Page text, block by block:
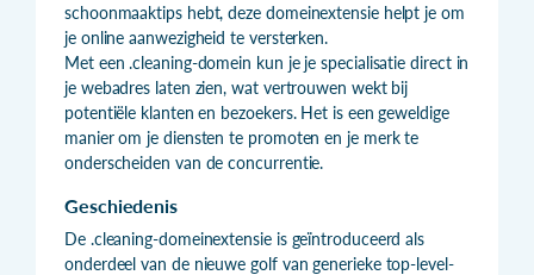
schoonmaaktips hebt, deze domeinextensie helpt je om
je online aanwezigheid te versterken.
Met een .cleaning-domein kun je je specialisatie direct in
je webadres laten zien, wat vertrouwen wekt bij
potentiële klanten en bezoekers. Het is een geweldige
manier om je diensten te promoten en je merk te
onderscheiden van de concurrentie.
Geschiedenis
De .cleaning-domeinextensie is geïntroduceerd als
onderdeel van de nieuwe golf van generieke top-level-